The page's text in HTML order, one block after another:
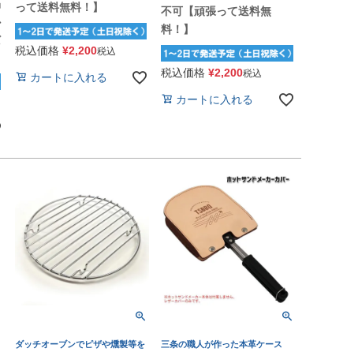
って送料無料！】
税込価格 ¥2,200税込
カートに入れる
不可【頑張って送料無
料！】
税込価格 ¥2,200税込
カートに入れる
ダッチオーブンでピザや燻製等を
三条の職人が作った本革ケース